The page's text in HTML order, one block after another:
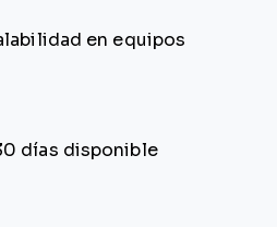
en equipos
días disponible